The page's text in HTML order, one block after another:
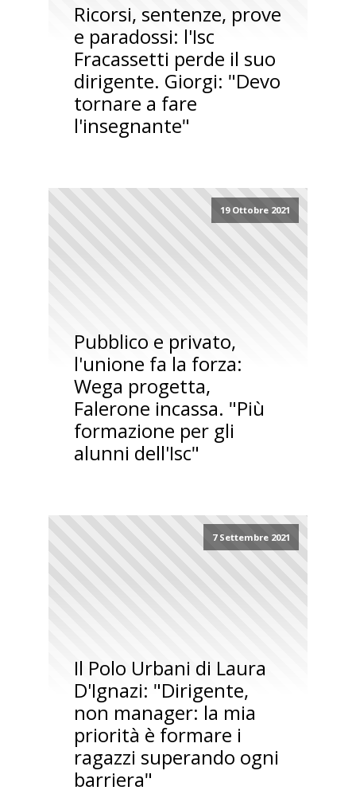
Ricorsi, sentenze, prove
e paradossi: l'Isc
Fracassetti perde il suo
dirigente. Giorgi: "Devo
tornare a fare
l'insegnante"
19 Ottobre 2021
Pubblico e privato,
l'unione fa la forza:
Wega progetta,
Falerone incassa. "Più
formazione per gli
alunni dell'Isc"
7 Settembre 2021
Il Polo Urbani di Laura
D'Ignazi: "Dirigente,
non manager: la mia
priorità è formare i
ragazzi superando ogni
barriera"